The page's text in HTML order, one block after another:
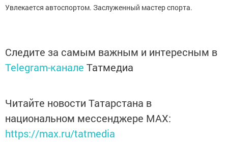
Увлекается автоспортом. Заслуженный мастер спорта.
Следите за самым важным и интересным в
Telegram-канале Татмедиа
Читайте новости Татарстана в
национальном мессенджере MАХ:
https://max.ru/tatmedia